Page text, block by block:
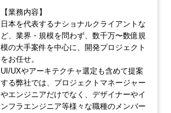
【業務内容】
日本を代表するナショナルクライアントな
ど、業界・規模を問わず、数千万〜数億規
模の大手案件を中心に、開発プロジェクト
をお任せ。
UI/UXやアーキテクチャ選定も含めて提案
する弊社では、プロジェクトマネージャー
やエンジニアだけでなく、デザイナーやイ
ンフラエンジニア等様々な職種のメンバー